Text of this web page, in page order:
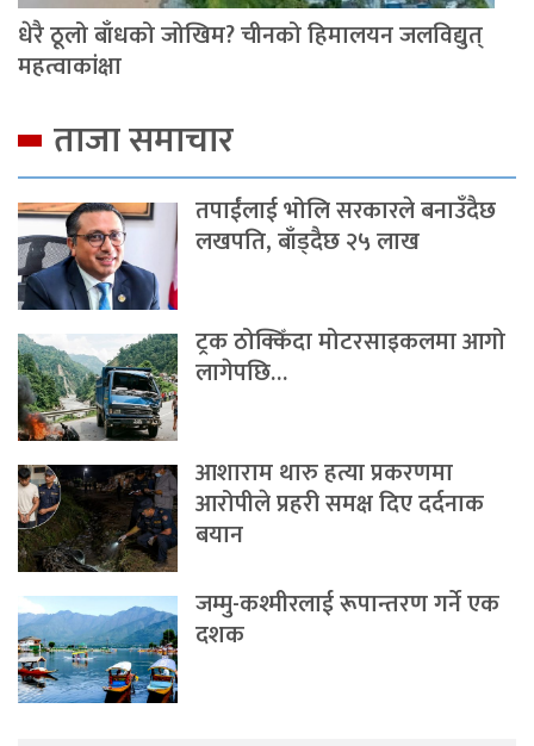
धेरै ठूलो बाँधको जोखिम? चीनको हिमालयन जलविद्युत्
महत्वाकांक्षा
ताजा समाचार
तपाईंलाई भोलि सरकारले बनाउँदैछ
लखपति, बाँड्दैछ २५ लाख
ट्रक ठोक्किँदा मोटरसाइकलमा आगो
लागेपछि…
आशाराम थारु हत्या प्रकरणमा
आरोपीले प्रहरी समक्ष दिए दर्दनाक
बयान
जम्मु-कश्मीरलाई रूपान्तरण गर्ने एक
दशक